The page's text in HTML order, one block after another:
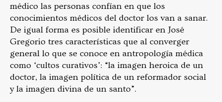
médico las personas confían en que los
conocimientos médicos del doctor los van a sanar.
De igual forma es posible identificar en José
Gregorio tres características que al converger
general lo que se conoce en antropología médica
como ‘cultos curativos’: “la imagen heroica de un
doctor, la imagen política de un reformador social
y la imagen divina de un santo”.